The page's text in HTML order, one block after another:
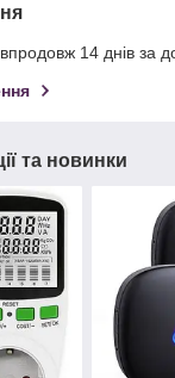
14 днів за
та новинки